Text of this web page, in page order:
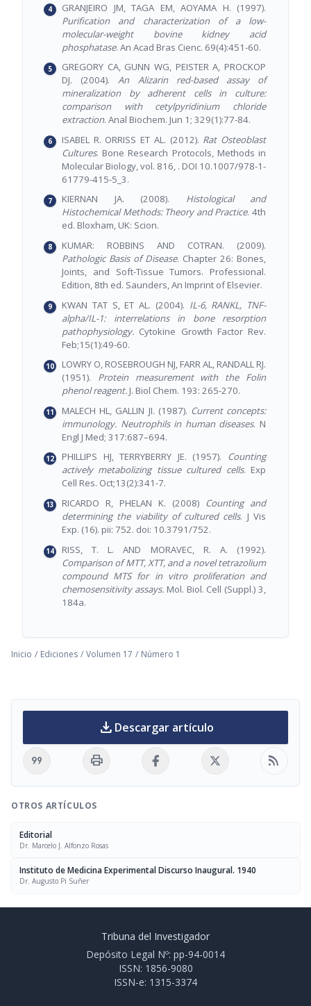
GRANJEIRO JM, TAGA EM, AOYAMA H. (1997).
Purification and characterization of a low-
molecular-weight bovine kidney acid
phosphatase. An Acad Bras Cienc. 69(4):451-60.
GREGORY CA, GUNN WG, PEISTER A, PROCKOP
DJ. (2004).An Alizarin red-based assay of
mineralization by adherent cells in culture:
comparison with cetylpyridinium chloride
extraction. Anal Biochem. Jun 1; 329(1):77-84.
ISABEL R. ORRISS ET AL. (2012). Rat Osteoblast
Cultures. Bone Research Protocols, Methods in
Molecular Biology, vol. 816, . DOI 10.1007/978-1-
61779-415-5_3.
KIERNAN JA. (2008). Histological and
Histochemical Methods: Theory and Practice. 4th
ed. Bloxham, UK: Scion.
KUMAR: ROBBINS AND COTRAN. (2009).
Pathologic Basis of Disease. Chapter 26: Bones,
Joints, and Soft-Tissue Tumors. Professional.
Edition, 8th ed. Saunders, An Imprint of Elsevier.
KWAN TAT S, ET AL. (2004). IL-6, RANKL, TNF-
alpha/IL-1: interrelations in bone resorption
pathophysiology. Cytokine Growth Factor Rev.
Feb;15(1):49-60.
LOWRY O, ROSEBROUGH NJ, FARR AL, RANDALL RJ.
(1951). Protein measurement with the Folin
phenol reagent. J. Biol Chem. 193: 265-270.
MALECH HL, GALLIN JI. (1987). Current concepts:
immunology. Neutrophils in human diseases. N
Engl J Med; 317:687–694.
PHILLIPS HJ, TERRYBERRY JE. (1957). Counting
actively metabolizing tissue cultured cells. Exp
Cell Res. Oct;13(2):341-7.
RICARDO R, PHELAN K. (2008) Counting and
determining the viability of cultured cells. J Vis
Exp. (16). pii: 752. doi: 10.3791/752.
RISS, T. L. AND MORAVEC, R. A. (1992).
Comparison of MTT, XTT, and a novel tetrazolium
compound MTS for in vitro proliferation and
chemosensitivity assays.Mol. Biol. Cell (Suppl.) 3,
184a.
Inicio / Ediciones / Volumen 17 / Número 1
download Descargar artículo
format_quote print rss_feed
OTROS ARTÍCULOS
Editorial
Dr. Marcelo J. Alfonzo Rosas
Instituto de Medicina Experimental Discurso Inaugural. 1940
Dr. Augusto Pi Suñer
Tribuna del Investigador
Depósito Legal Nº: pp-94-0014
ISSN: 1856-9080
ISSN-e: 1315-3374